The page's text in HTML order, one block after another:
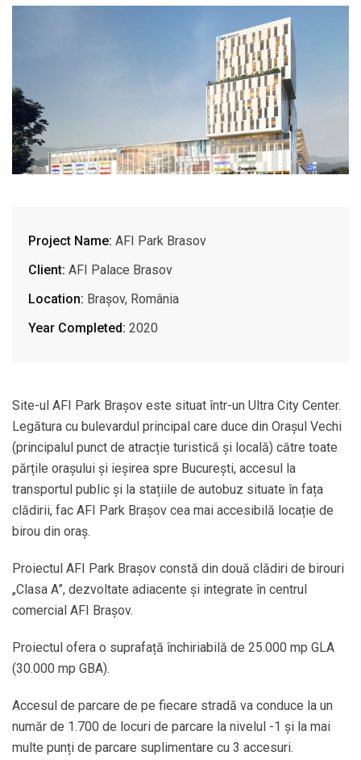
Project Name: AFI Park Brasov
Client: AFI Palace Brasov
Location: Brașov, România
Year Completed: 2020
Site-ul AFI Park Brașov este situat într-un Ultra City Center.
Legătura cu bulevardul principal care duce din Orașul Vechi
(principalul punct de atracție turistică și locală) către toate
părțile orașului și ieșirea spre București, accesul la
transportul public și la stațiile de autobuz situate în fața
clădirii, fac AFI Park Brașov cea mai accesibilă locație de
birou din oraș.
Proiectul AFI Park Brașov constă din două clădiri de birouri
„Clasa A”, dezvoltate adiacente și integrate în centrul
comercial AFI Brașov.
Proiectul ofera o suprafață închiriabilă de 25.000 mp GLA
(30.000 mp GBA).
Accesul de parcare de pe fiecare stradă va conduce la un
număr de 1.700 de locuri de parcare la nivelul -1 și la mai
multe punți de parcare suplimentare cu 3 accesuri.